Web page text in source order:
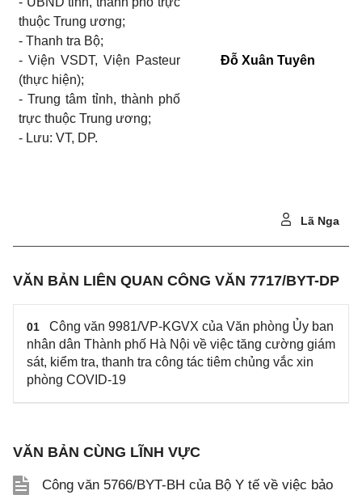
thuộc Trung ương;
- Thanh tra Bộ;
- Viện VSDT, Viện Pasteur
(thực hiện);
- Trung tâm tỉnh, thành phố
trực thuộc Trung ương;
- Lưu:VT, DP.
Đỗ Xuân Tuyên
Lã Nga
VĂN BẢN LIÊN QUAN CÔNG VĂN 7717/BYT-DP
01
Công văn 9981/VP-KGVX của Văn phòng Ủy ban
nhân dân Thành phố Hà Nội về việc tăng cường giám
sát, kiểm tra, thanh tra công tác tiêm chủng vắc xin
phòng COVID-19
VĂN BẢN CÙNG LĨNH VỰC
Công văn 5766/BYT-BH của Bộ Y tế về việc bảo